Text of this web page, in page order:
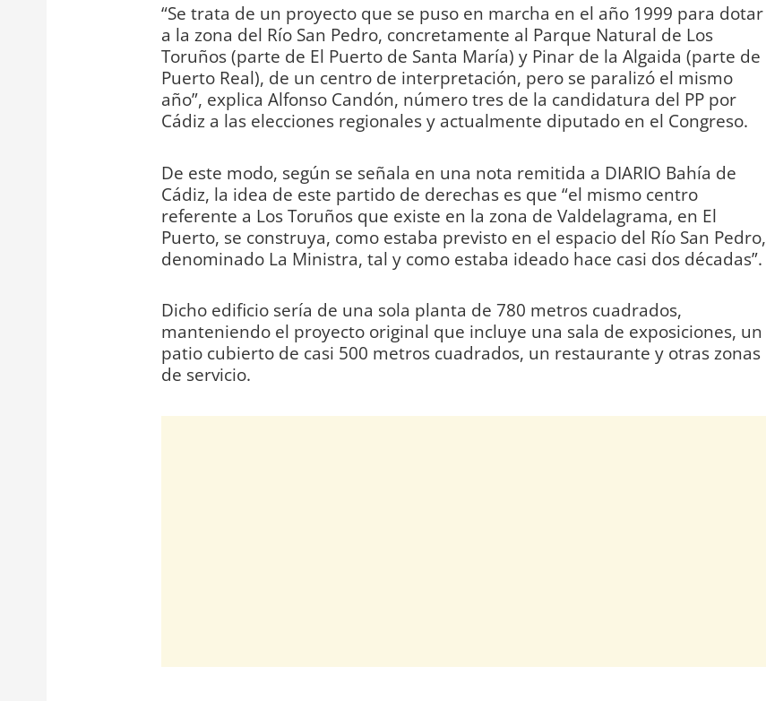
“Se trata de un proyecto que se puso en marcha en el año 1999 para dotar
a la zona del Río San Pedro, concretamente al Parque Natural de Los
Toruños (parte de El Puerto de Santa María) y Pinar de la Algaida (parte de
Puerto Real), de un centro de interpretación, pero se paralizó el mismo
año”, explica Alfonso Candón, número tres de la candidatura del PP por
Cádiz a las elecciones regionales y actualmente diputado en el Congreso.
De este modo, según se señala en una nota remitida a DIARIO Bahía de
Cádiz, la idea de este partido de derechas es que “el mismo centro
referente a Los Toruños que existe en la zona de Valdelagrama, en El
Puerto, se construya, como estaba previsto en el espacio del Río San Pedro,
denominado La Ministra, tal y como estaba ideado hace casi dos décadas”.
Dicho edificio sería de una sola planta de 780 metros cuadrados,
manteniendo el proyecto original que incluye una sala de exposiciones, un
patio cubierto de casi 500 metros cuadrados, un restaurante y otras zonas
de servicio.